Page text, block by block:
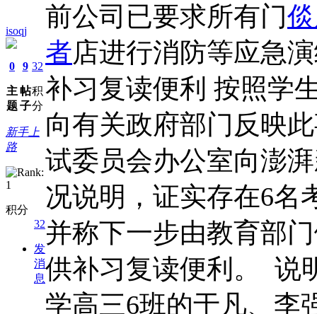
isoqj
0
主
题
9
帖
子
32
积
分
新手上
路
积分
32
发
消
息
前公司已要求所有门
者店进行消防等应急
补习复读便利 按照学
向有关政府部门反映
试委员会办公室向澎
况说明，证实存在6名
并称下一步由教育部
供补习复读便利。 说
学高三6班的于凡、李